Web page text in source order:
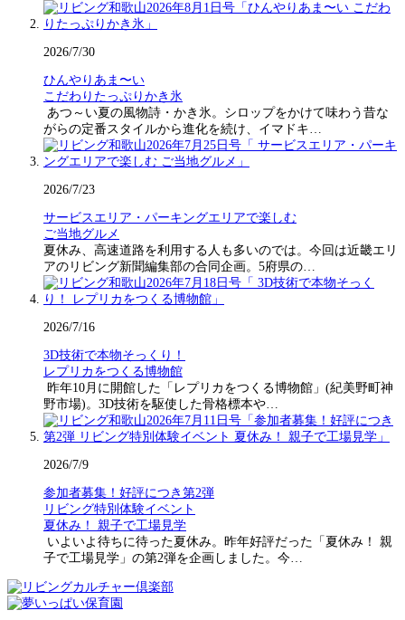
2026/7/30
ひんやりあま〜い
こだわりたっぷりかき氷
あつ～い夏の風物詩・かき氷。シロップをかけて味わう昔な
がらの定番スタイルから進化を続け、イマドキ…
2026/7/23
サービスエリア・パーキングエリアで楽しむ
ご当地グルメ
夏休み、高速道路を利用する人も多いのでは。今回は近畿エリ
アのリビング新聞編集部の合同企画。5府県の…
2026/7/16
3D技術で本物そっくり！
レプリカをつくる博物館
昨年10月に開館した「レプリカをつくる博物館」(紀美野町神
野市場)。3D技術を駆使した骨格標本や…
2026/7/9
参加者募集！好評につき第2弾
リビング特別体験イベント
夏休み！ 親子で工場見学
いよいよ待ちに待った夏休み。昨年好評だった「夏休み！ 親
子で工場見学」の第2弾を企画しました。今…